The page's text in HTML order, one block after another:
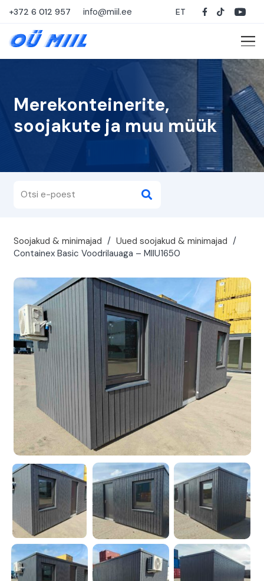
+372 6 012 957 info@miil.ee ET
Merekonteinerite,
soojakute ja muu müük
Soojakud & minimajad / Uued soojakud & minimajad /
Containex Basic Voodrilauaga – MIIU1650